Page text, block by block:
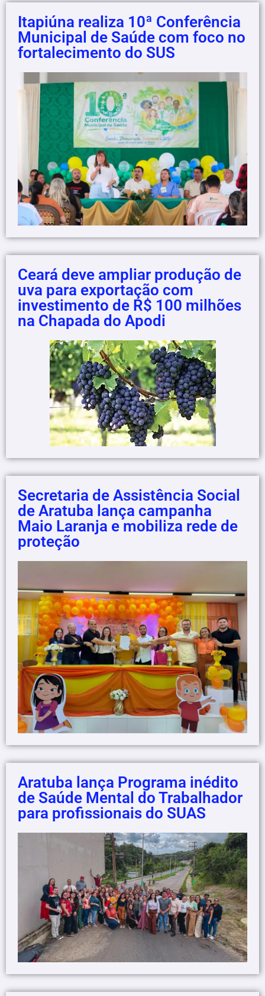
Itapiúna realiza 10ª Conferência
Municipal de Saúde com foco no
fortalecimento do SUS
Ceará deve ampliar produção de
uva para exportação com
investimento de R$ 100 milhões
na Chapada do Apodi
Secretaria de Assistência Social
de Aratuba lança campanha
Maio Laranja e mobiliza rede de
proteção
Aratuba lança Programa inédito
de Saúde Mental do Trabalhador
para profissionais do SUAS